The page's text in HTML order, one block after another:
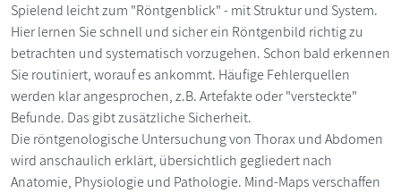
Spielend leicht zum "Röntgenblick" - mit Struktur und System.
Hier lernen Sie schnell und sicher ein Röntgenbild richtig zu
betrachten und systematisch vorzugehen. Schon bald erkennen
Sie routiniert, worauf es ankommt. Häufige Fehlerquellen
werden klar angesprochen, z.B. Artefakte oder "versteckte"
Befunde. Das gibt zusätzliche Sicherheit.
Die röntgenologische Untersuchung von Thorax und Abdomen
wird anschaulich erklärt, übersichtlich gegliedert nach
Anatomie, Physiologie und Pathologie. Mind-Maps verschaffen